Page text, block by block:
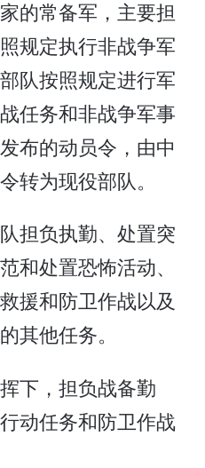
的常备军，主要担
规定执行非战争军
队按照规定进行军
任务和非战争军事
布的动员令，由中
转为现役部队。
担负执勤、处置突
和处置恐怖活动、
援和防卫作战以及
其他任务。
下，担负战备勤
动任务和防卫作战